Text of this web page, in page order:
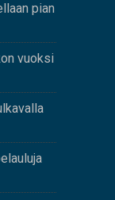
pian
vuoksi